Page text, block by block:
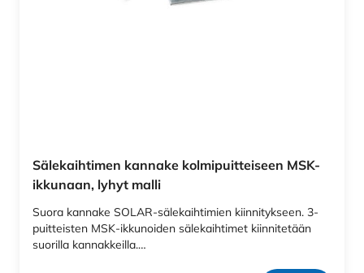
Sälekaihtimen kannake kolmipuitteiseen MSK-
ikkunaan, lyhyt malli
Suora kannake SOLAR-sälekaihtimien kiinnitykseen. 3-
puitteisten MSK-ikkunoiden sälekaihtimet kiinnitetään
suorilla kannakkeilla.…